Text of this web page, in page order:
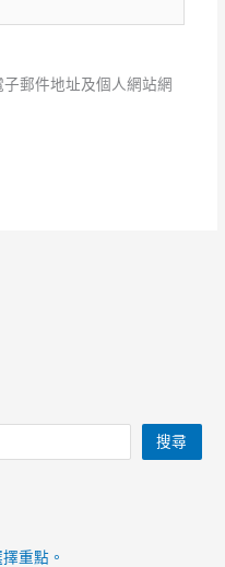
郵件地址及個人網站網
搜尋
重點。